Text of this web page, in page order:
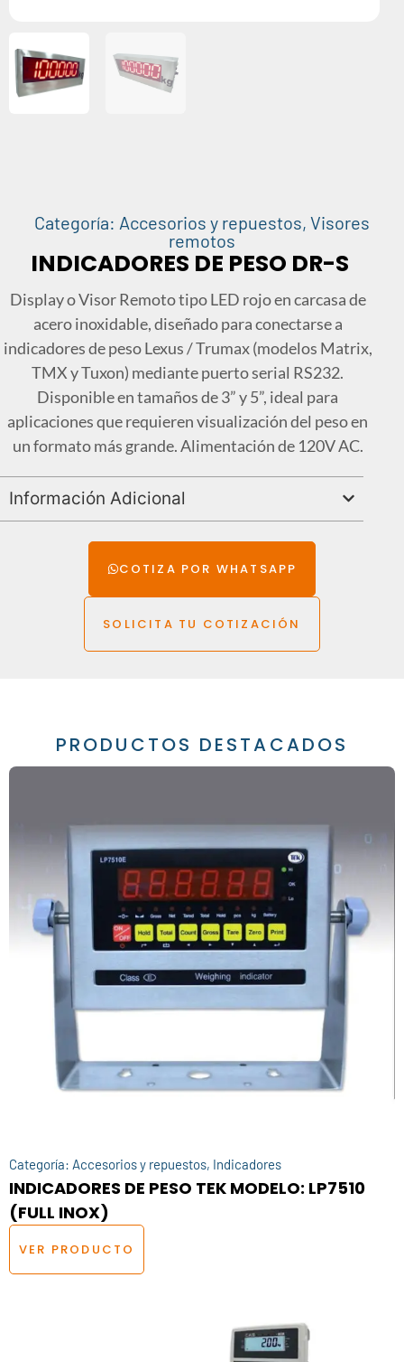
Categoría: Accesorios y repuestos, Visores
remotos
INDICADORES DE PESO DR-S
Display o Visor Remoto tipo LED rojo en carcasa de
acero inoxidable, diseñado para conectarse a
indicadores de peso Lexus / Trumax (modelos Matrix,
TMX y Tuxon) mediante puerto serial RS232.
Disponible en tamaños de 3” y 5”, ideal para
aplicaciones que requieren visualización del peso en
un formato más grande. Alimentación de 120V AC.
Información Adicional
COTIZA POR WHATSAPP
SOLICITA TU COTIZACIÓN
PRODUCTOS DESTACADOS
Categoría: Accesorios y repuestos, Indicadores
INDICADORES DE PESO TEK MODELO: LP7510
(FULL INOX)
VER PRODUCTO